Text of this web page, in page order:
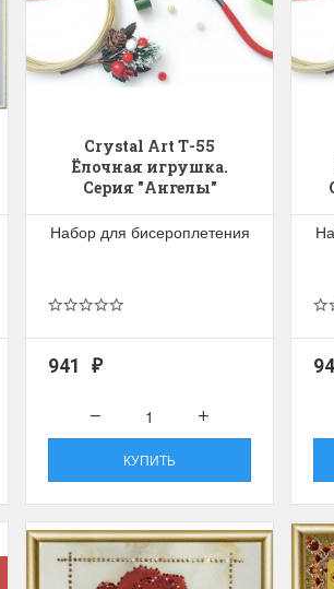
Crystal Art Т-55
Ёлочная игрушка.
Серия "Ангелы"
Набор для бисероплетения
941 ₽
КУПИТЬ